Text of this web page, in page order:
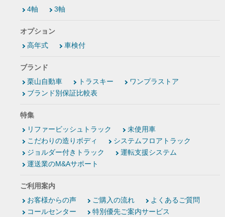
4軸
3軸
オプション
高年式
車検付
ブランド
栗山自動車
トラスキー
ワンプラストア
ブランド別保証比較表
特集
リファービッシュトラック
未使用車
こだわりの造りボディ
システムフロアトラック
ジョルダー付きトラック
運転支援システム
運送業のM&Aサポート
ご利用案内
お客様からの声
ご購入の流れ
よくあるご質問
コールセンター
特別優先ご案内サービス